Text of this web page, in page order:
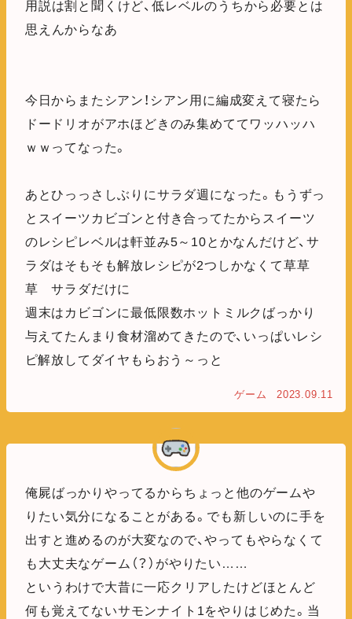
用説は割と聞くけど、低レベルのうちから必要とは
思えんからなあ
今日からまたシアン！シアン用に編成変えて寝たら
ドードリオがアホほどきのみ集めててワッハッハ
ｗｗってなった。
あとひっっさしぶりにサラダ週になった。もうずっ
とスイーツカビゴンと付き合ってたからスイーツ
のレシピレベルは軒並み5～10とかなんだけど、サ
ラダはそもそも解放レシピが2つしかなくて草草
草 サラダだけに
週末はカビゴンに最低限数ホットミルクばっかり
与えてたんまり食材溜めてきたので、いっぱいレシ
ピ解放してダイヤもらおう～っと
ゲーム 2023.09.11
俺屍ばっかりやってるからちょっと他のゲームや
りたい気分になることがある。でも新しいのに手を
出すと進めるのが大変なので、やってもやらなくて
も大丈夫なゲーム（？）がやりたい……
というわけで大昔に一応クリアしたけどほとんど
何も覚えてないサモンナイト1をやりはじめた。当